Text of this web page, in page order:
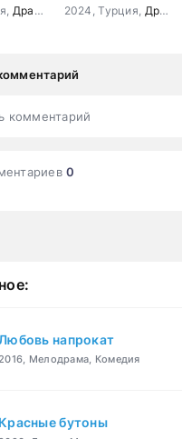
Драма Мелодрама
2024, Турция, Драма
комментарий
0
напрокат
Мелодрама, Комедия
Красные бутоны